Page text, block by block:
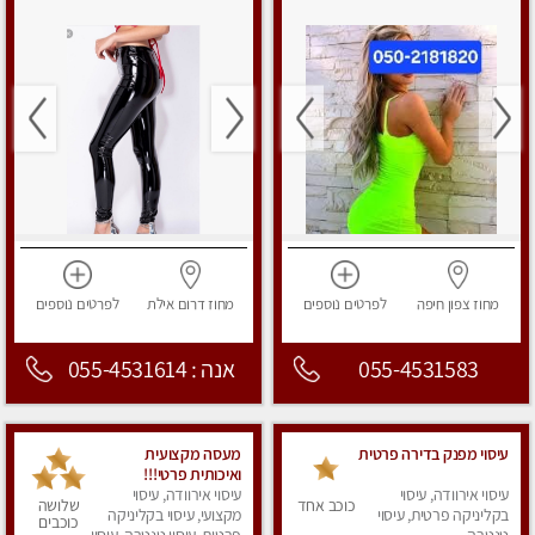
מחוז צפוןחיפה לפרטים נוספים
055-4531583
מחוז דרוםאילת לפרטים נוספים
אנה : 055-4531614
עיסוי מפנק בדירה פרטית
עיסוי אירוודה, עיסוי
בקליניקה פרטית, עיסוי
כוכב אחד
מעסה מקצועית
ואיכותית פרטי!!!
עיסוי אירוודה, עיסוי
מקצועי, עיסוי בקליניקה
שלושה
כוכבים